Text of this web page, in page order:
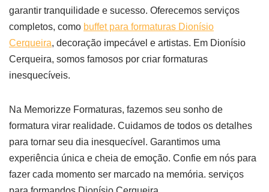
garantir tranquilidade e sucesso. Oferecemos serviços
completos, como buffet para formaturas Dionísio
Cerqueira, decoração impecável e artistas. Em Dionísio
Cerqueira, somos famosos por criar formaturas
inesquecíveis.
Na Memorizze Formaturas, fazemos seu sonho de
formatura virar realidade. Cuidamos de todos os detalhes
para tornar seu dia inesquecível. Garantimos uma
experiência única e cheia de emoção. Confie em nós para
fazer cada momento ser marcado na memória. serviços